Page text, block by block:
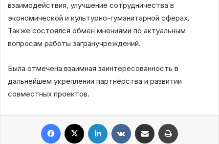
взаимодействия, улучшение сотрудничества в
экономической и культурно-гуманитарной сферах.
Также состоялся обмен мнениями по актуальным
вопросам работы загранучреждений.
Была отмечена взаимная заинтересованность в
дальнейшем укреплении партнёрства и развитии
совместных проектов.